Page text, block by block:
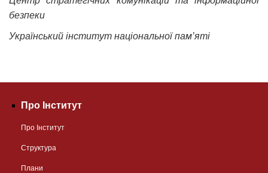
безпеки
Український інститут національної пам’яті
Про Інститут
Про Інститут
Структура
Плани